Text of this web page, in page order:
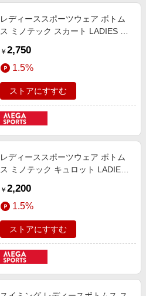
レディーススポーツウェア ボトム
ス ミノテック スカート LADIES レ
43003
￥ 2,750
1.5%
ストアにすすむ
レディーススポーツウェア ボトム
ス ミノテック キュロット LADIES
1121-23040
￥ 2,200
1.5%
ストアにすすむ